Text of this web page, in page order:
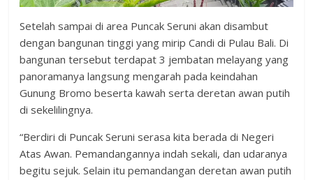
Setelah sampai di area Puncak Seruni akan disambut
dengan bangunan tinggi yang mirip Candi di Pulau Bali. Di
bangunan tersebut terdapat 3 jembatan melayang yang
panoramanya langsung mengarah pada keindahan
Gunung Bromo beserta kawah serta deretan awan putih
di sekelilingnya.
“Berdiri di Puncak Seruni serasa kita berada di Negeri
Atas Awan. Pemandangannya indah sekali, dan udaranya
begitu sejuk. Selain itu pemandangan deretan awan putih